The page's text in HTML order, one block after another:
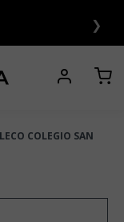
❯
COLEGIO SAN